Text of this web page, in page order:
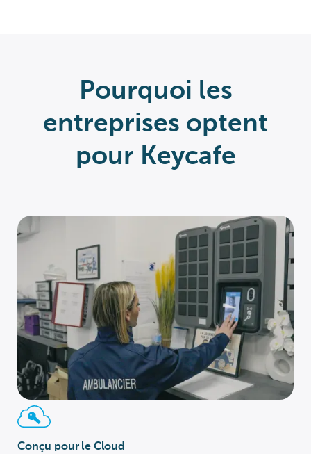
Pourquoi les
entreprises optent
pour Keycafe
Conçu pour le Cloud